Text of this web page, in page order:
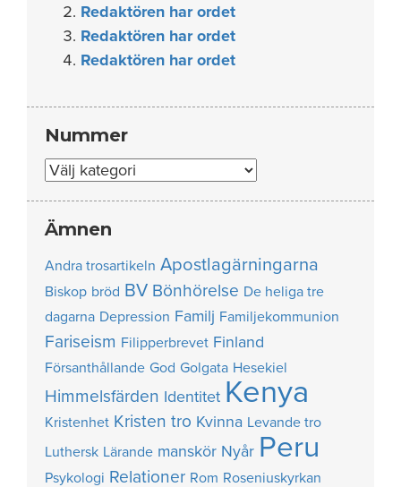
Redaktören har ordet
Redaktören har ordet
Redaktören har ordet
Nummer
Nummer
Ämnen
Andra trosartikeln Apostlagärningarna
Biskop bröd BV Bönhörelse De heliga tre
dagarna Depression Familj Familjekommunion
Fariseism Filipperbrevet Finland
Försanthållande God Golgata Hesekiel
Himmelsfärden Identitet Kenya
Kristenhet Kristen tro Kvinna Levande tro
Luthersk Lärande manskör Nyår Peru
Psykologi Relationer Rom Roseniuskyrkan